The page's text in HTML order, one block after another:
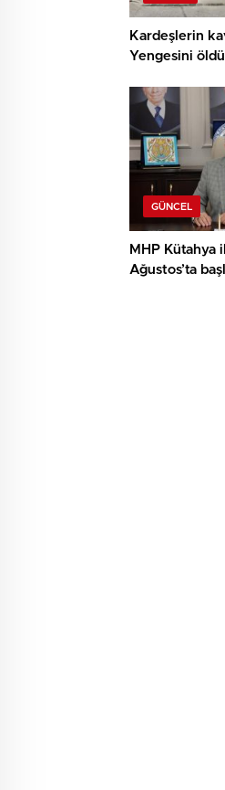
Kardeşlerin
Yengesini
GÜNCEL
MHP Kütahya
Ağustos’ta